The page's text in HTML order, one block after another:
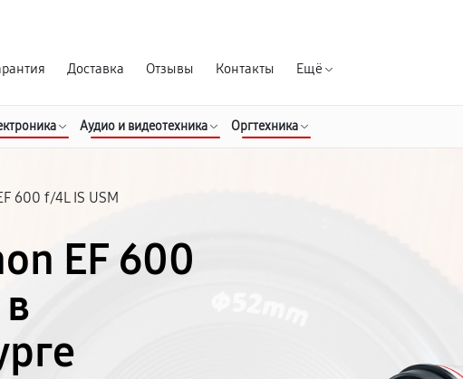
Доставка Отзывы Контакты Ещё
Аудио и видеотехника Оргтехника
600 f/4L IS USM
EF 600